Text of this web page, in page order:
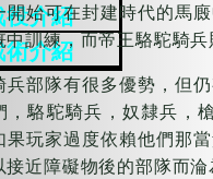
役介紹
術介紹
開始可在封建時代的馬
中訓練，而帝王駱駝騎
兵部隊有很多優勢，但
，駱駝騎兵，奴隸兵，
果玩家過度依賴他們那
接近障礙物後的部隊而淪